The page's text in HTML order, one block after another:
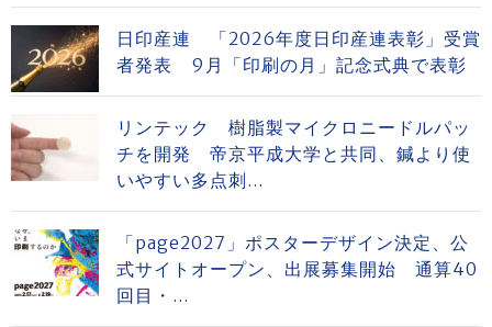
日印産連 「2026年度日印産連表彰」受賞
者発表 9月「印刷の月」記念式典で表彰
リンテック 樹脂製マイクロニードルパッ
チを開発 帝京平成大学と共同、鍼より使
いやすい多点刺...
「page2027」ポスターデザイン決定、公
式サイトオープン、出展募集開始 通算40
回目・...